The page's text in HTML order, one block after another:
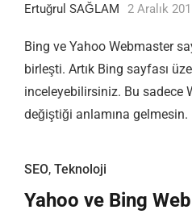
Ertuğrul SAĞLAM 2 Aralık
Bing ve Yahoo Webmaster
birleşti. Artık Bing sayfası
inceleyebilirsiniz. Bu sadece
değiştiği anlamına gelmesin.
SEO, Teknoloji
Yahoo ve Bing